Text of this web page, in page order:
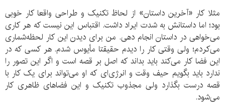
مثلا کار «آخرین داستان» از لحاظ تکنیک و طراحی واقعا کار خوبی
بود؛ اما داستانش به شدت ایراد داشت. اقتباس این نیست که هر کاری
می‌خواهی در داستان انجام دهی. من برای دیدن این کار لحظه‌شماری
می‌کردم؛ ولی وقتی کار را دیدم حقیقتا مأیوس شدم. هر کسی که در
این فضا کار می‌کند باید بداند که اصل بر قصه است و اگر این تصور را
ندارد باید بگویم حیف وقت و انرژی‌ای که او می‌تواند برای یک کار با
قصه درست بگذارد ولی مجذوب تکنیک و این فضاهای ظاهری کار
می‌شود.